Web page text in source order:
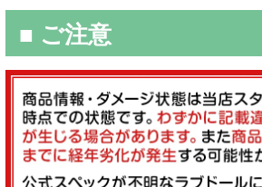
■ ご注意